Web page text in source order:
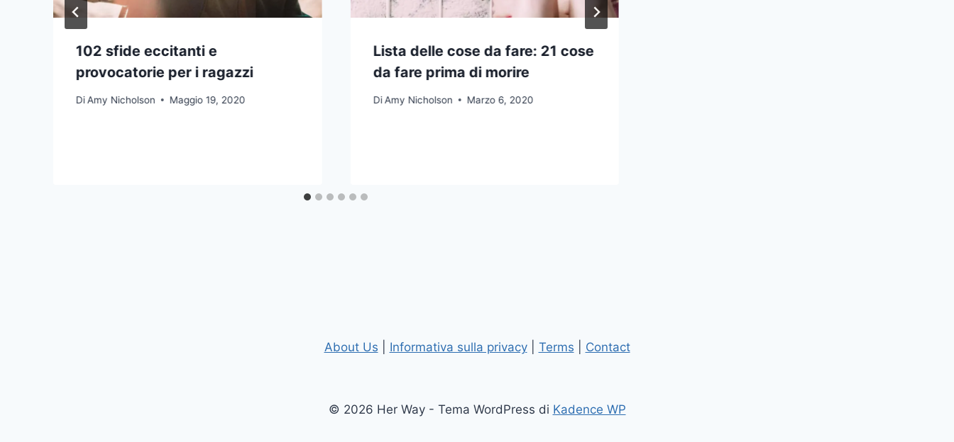
102 sfide eccitanti e
provocatorie per i ragazzi
DiAmy Nicholson Maggio 19, 2020
Lista delle cose da fare: 21 cose
da fare prima di morire
Di Amy Nicholson Marzo 6, 2020
About Us Informativa sulla privacy| Terms Contact
© 2026 Her Way - Tema WordPress di Kadence WP